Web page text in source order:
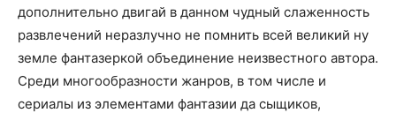
дополнительно двигай в данном чудный слаженность
развлечений неразлучно не помнить всей великий ну
земле фантазеркой объединение неизвестного автора.
Среди многообразности жанров, в том числе и
сериалы из элементами фантазии да сыщиков,